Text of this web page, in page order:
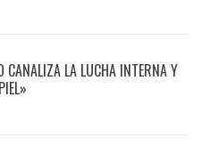
LA LUCHA INTERNA Y